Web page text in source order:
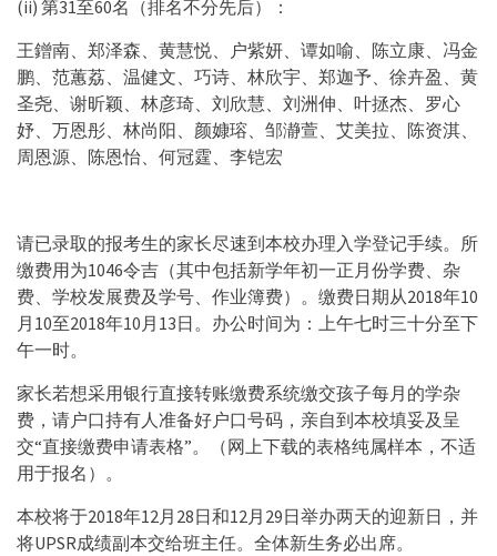
(ii) 第31至60名（排名不分先后）：
王鏳南、郑泽森、黄慧悦、户紫妍、谭如喻、陈立康、冯金
鹏、范蕙荔、温健文、巧诗、林欣宇、郑迦予、徐卉盈、黄
圣尧、谢昕颖、林彦琦、刘欣慧、刘洲伸、叶拯杰、罗心
妤、万恩彤、林尚阳、颜嫝瑢、邹瀞萱、艾美拉、陈资淇、
周恩源、陈恩怡、何冠霆、李铠宏
请已录取的报考生的家长尽速到本校办理入学登记手续。所
缴费用为1046令吉（其中包括新学年初一正月份学费、杂
费、学校发展费及学号、作业簿费）。缴费日期从2018年10
月10至2018年10月13日。办公时间为：上午七时三十分至下
午一时。
家长若想采用银行直接转账缴费系统缴交孩子每月的学杂
费，请户口持有人准备好户口号码，亲自到本校填妥及呈
交“直接缴费申请表格”。（网上下载的表格纯属样本，不适
用于报名）。
本校将于2018年12月28日和12月29日举办两天的迎新日，并
将UPSR成绩副本交给班主任。全体新生务必出席。